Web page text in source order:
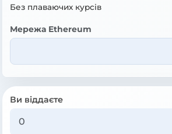
Без плаваючих курсів
Мережа Ethereum
Ви віддаєте